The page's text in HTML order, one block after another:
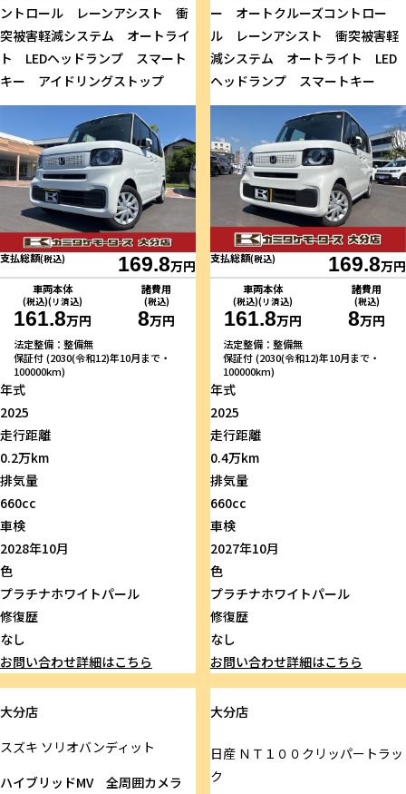
ントロール レーンアシスト 衝
突被害軽減システム オートライ
ト LEDヘッドランプ スマート
キー アイドリングストップ
支払総額(税込) 169.8万円
車両本体
(税込)(リ済込)
161.8万円
諸費用
(税込)
8万円
法定整備：整備無
保証付 (2030(令和12)年10月まで・
100000km)
年式
2025
走行距離
0.2万km
排気量
660cc
車検
2028年10月
色
プラチナホワイトパール
修復歴
なし
お問い合わせ詳細はこちら
ー オートクルーズコントロー
ル レーンアシスト 衝突被害軽
減システム オートライト LED
ヘッドランプ スマートキー
支払総額(税込) 169.8万円
車両本体
(税込)(リ済込)
161.8万円
諸費用
(税込)
8万円
法定整備：整備無
保証付 (2030(令和12)年10月まで・
100000km)
年式
2025
走行距離
0.4万km
排気量
660cc
車検
2027年10月
色
プラチナホワイトパール
修復歴
なし
お問い合わせ詳細はこちら
大分店
スズキ ソリオバンディット
ハイブリッドMV 全周囲カメラ
大分店
日産ＮＴ１００クリッパートラッ
ク